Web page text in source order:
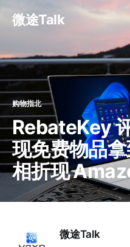
微途Talk
购物指北
RebateKey
现免费物品
相折现
微途Talk